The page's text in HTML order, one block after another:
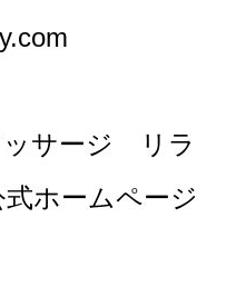
ッサージ リラ
ホームページ